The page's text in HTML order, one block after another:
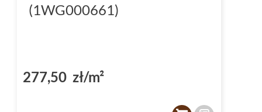
(1WG000661)
277,50 zł/m²